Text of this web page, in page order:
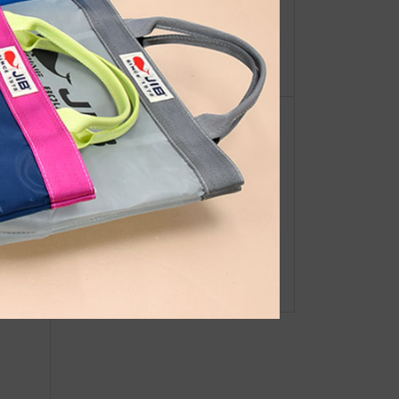
オ
JIB的支援活動、始めます。
グ